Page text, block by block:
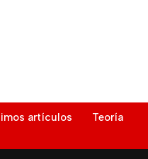
artículos
Teoría